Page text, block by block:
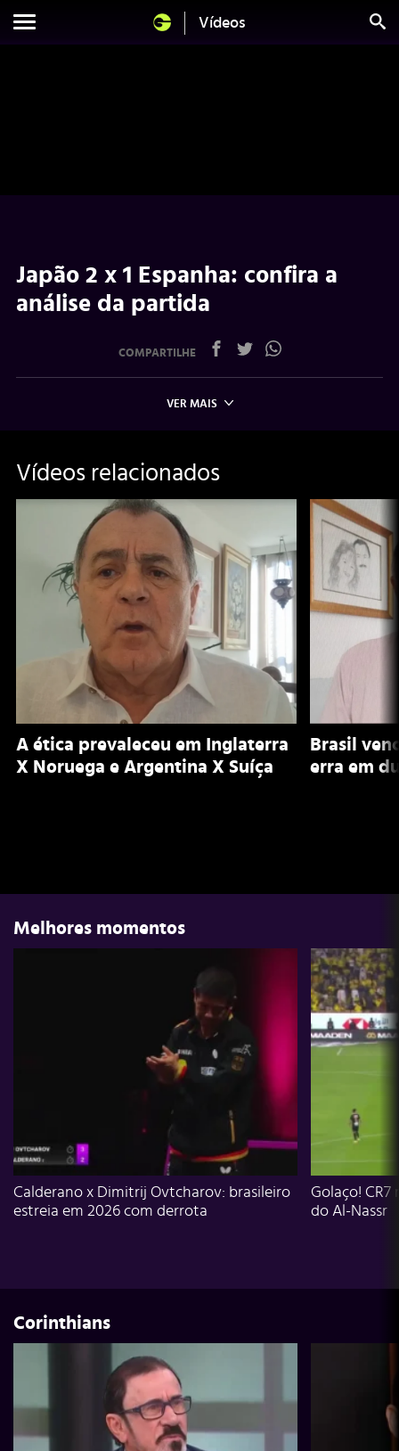
Vídeos
Japão 2 x 1 Espanha: confira a
análise da partida
COMPARTILHE
VER MAIS
Vídeos relacionados
A ética prevaleceu em Inglaterra
X Noruega e Argentina X Suíça
Brasil
erra em
Melhores momentos
Calderano x Dimitrij Ovtcharov: brasileiro
estreia em 2026 com derrota
Golaço!
do Al-Nassr
Corinthians